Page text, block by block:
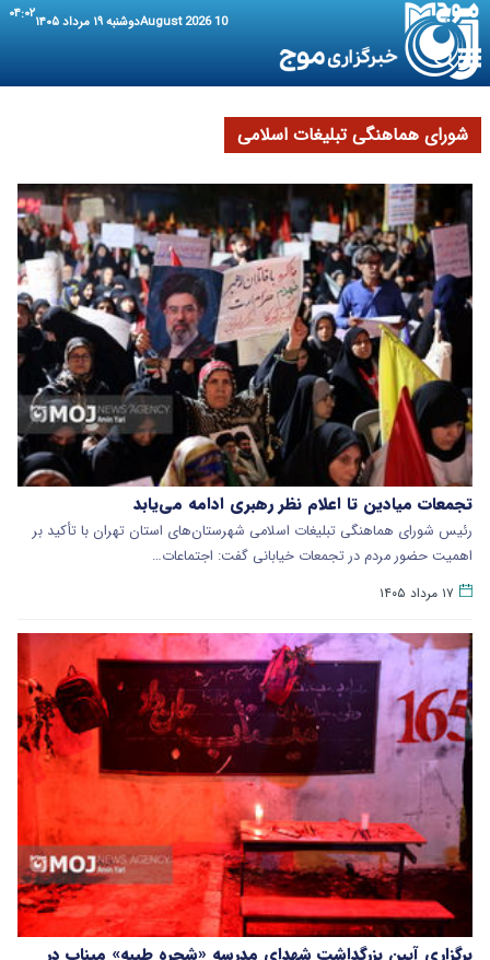
10 August 2026 دوشنبه ۱۹ مرداد ۱۴۰۵ ۰۴:۰۲
شورای هماهنگی تبلیغات اسلامی
تجمعات میادین تا اعلام نظر رهبری ادامه می‌یابد
رئیس شورای هماهنگی تبلیغات اسلامی شهرستان‌های استان تهران با تأکید بر
اهمیت حضور مردم در تجمعات خیابانی گفت: اجتماعات…
۱۷ مرداد ۱۴۰۵
برگزاری آیین بزرگداشت شهدای مدرسه «شجره طیبه» میناب در